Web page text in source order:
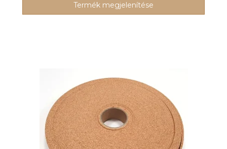
Termék megjelenítése